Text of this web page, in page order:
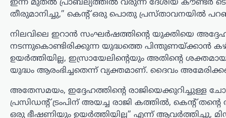
ഇന്ന് മുതൽ പ്രാബല്യത്തിൽ വരുന്ന ദേശീയ കൗണ്ടർ
തീരുമാനിച്ചു,” കെന്റ് ഒരു പൊതു പ്രസ്താവനയിൽ
നിലവിലെ ഇറാൻ സംഘർഷത്തിന്റെ യുക്തിയെ അദ്ദേഹം
നടന്നുകൊണ്ടിരിക്കുന്ന യുദ്ധത്തെ പിന്തുണയ്ക്കാൻ
ഉയർത്തിയില്ല, ഇസ്രായേലിന്റെയും അതിന്റെ
യുദ്ധം ആരംഭിച്ചതെന്ന് വ്യക്തമാണ്. ദൈവം
അതേസമയം, ഇദ്ദേഹത്തിന്റെ രാജിയെക്കുറിച്ചുള്ള
പ്രസിഡന്റ് ട്രംപിന് അയച്ച രാജി കത്തിൽ, കെന്റ്
ഒരു ഭീഷണിയും ഉയർത്തിയില്ല” എന്ന് ആവർത്തിച്ചു,
മാധവൻ. രാഷ്ട്രീയപരമായ ലേബലുകൾ
തന്നെ ബാധിക്കാറില്ലെന്നും,
ജനാധിപത്യപരമായി
തിരഞ്ഞെടുക്കപ്പെട്ട…
അന്താരാഷ്ട്രം,ട്രെൻഡിംഗ്,ലേറ്റസ്റ്റ് ന്യൂസ്
അലി ഖമേനിയുടെ
മരണത്തിന് പിന്നാലെ
രാജ്യം തകരുമെന്ന്